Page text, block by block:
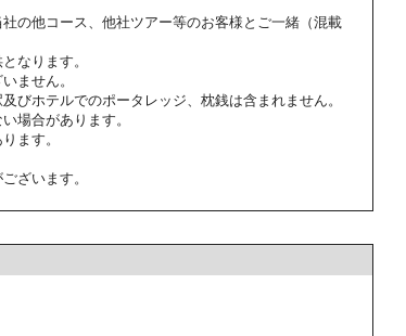
の他コース、他社ツアー等のお客様とご一緒（混載
なります。
ません。
びホテルでのポータレッジ、枕銭は含まれません。
場合があります。
ます。
ざいます。